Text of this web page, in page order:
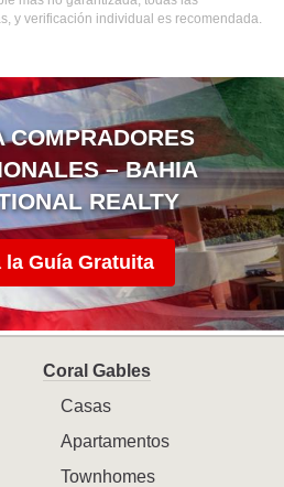
y verificación individual es recomendada.
COMPRADORES
– BAHIA
REALTY
la Guía Gratuita
Coral Gables
Casas
Apartamentos
Townhomes